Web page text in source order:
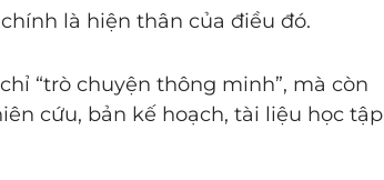
chính là hiện thân của điều đó.
“trò chuyện thông minh”, mà còn
cứu, bản kế hoạch, tài liệu học tập